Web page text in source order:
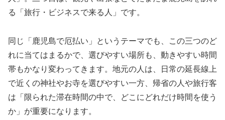
る「旅行・ビジネスで来る人」です。
同じ「鹿児島で厄払い」というテーマでも、この三つのど
れに当てはまるかで、選びやすい場所も、動きやすい時間
帯もかなり変わってきます。地元の人は、日常の延長線上
で近くの神社やお寺を選びやすい一方、帰省の人や旅行客
は「限られた滞在時間の中で、どこにどれだけ時間を使う
か」が重要になります。